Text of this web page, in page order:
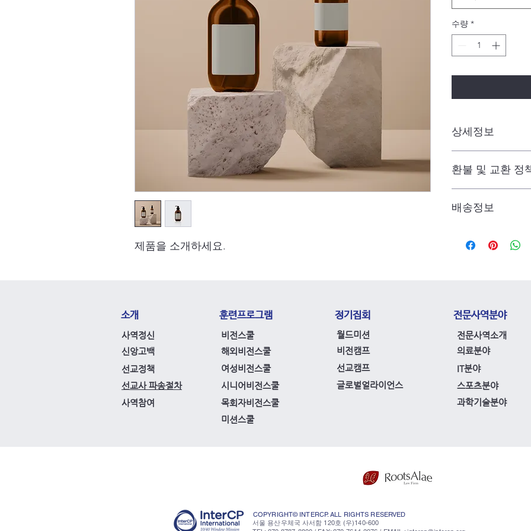
제품을 소개하세요.
수량 *
상세정보
리방법 등 친절하고
환불 및 교환 정
제품 정보를 제공하
배송정보
한 설명은 소비자들
소개
​사역정신
신앙고백
선교정책
선교사 파송절차
사역참여
훈련프로그램
비전스쿨
해외비전스쿨
여성비전스쿨
시니어비전스쿨
목회자비전스쿨
미션스쿨
정기집회
월드미션
비전캠프
선교캠프
글로벌얼라이언스
​전문사역분야
전문사역소개
의료분야
IT분야
스포츠분야
과학기술분야
COPYRIGHT© INTERCP. ALL RIGHTS RESERVED
서울 용산우체국 사서함 120호 (우)140-600